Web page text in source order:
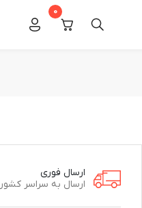
0
ارسال فوری
ارسال به سراسر کشور